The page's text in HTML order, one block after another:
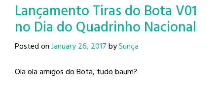
Lançamento Tiras do Bota V01
no Dia do Quadrinho Nacional
Posted onJanuary 26, 2017bySunça
Ola ola amigos do Bota, tudo baum?